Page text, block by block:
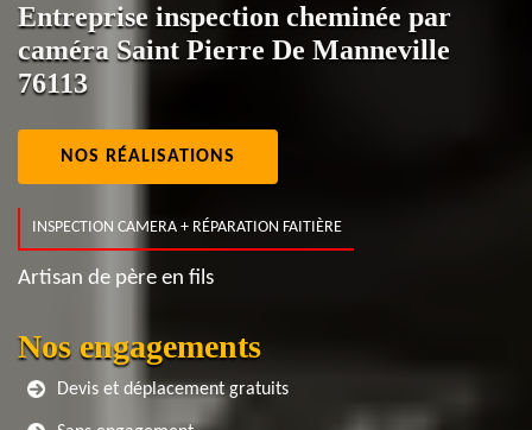
Entreprise inspection cheminée par
caméra Saint Pierre De Manneville
76113
NOS RÉALISATIONS
INSPECTION CAMERA + RÉPARATION FAITIÈRE
Artisan de père en fils
Nos engagements
Devis et déplacement gratuits